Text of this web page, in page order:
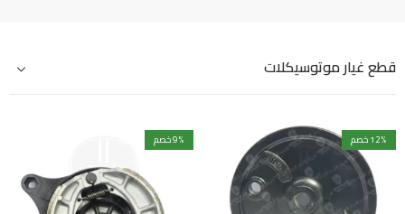
قطع غيار موتوسيكلات
12% خصم 9% خصم